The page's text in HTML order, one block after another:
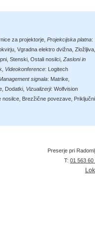
za projektorje Projekcijska platna:
Vgradna elektro dvižna Zložljiva
Stenski Ostali nosilci Zasloni in
Videokonference: Logitech
signala: Matrike
Dodatki Vizualizerji: Wolfvision
nosilce Brezžične povezave Priključni
Preserje pri
T: 01 563 60